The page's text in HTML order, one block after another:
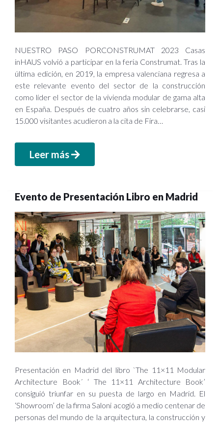
NUESTRO PASO PORCONSTRUMAT 2023 Casas
inHAUS volvió a participar en la feria Construmat. Tras la
última edición, en 2019, la empresa valenciana regresa a
este relevante evento del sector de la construcción
como líder el sector de la vivienda modular de gama alta
en España. Después de cuatro años sin celebrarse, casi
15.000 visitantes acudieron a la cita de Fira…
Leer más
Evento de Presentación Libro en Madrid
Presentación en Madrid del libro `The 11×11 Modular
Architecture Book´ ‘ The 11×11 Architecture Book’
consiguió triunfar en su puesta de largo en Madrid. El
‘Showroom’ de la firma Saloni acogió a medio centenar de
personas del mundo de la arquitectura, la construcción y